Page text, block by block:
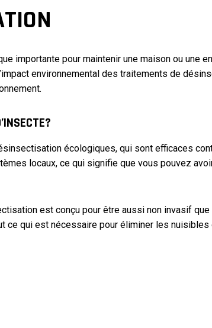
importante pour maintenir une maison ou
environnemental des traitements de
écologiques, qui sont efficaces
locaux, ce qui signifie que vous pouvez
est conçu pour être aussi non invasif
ce qui est nécessaire pour éliminer les nuisibles